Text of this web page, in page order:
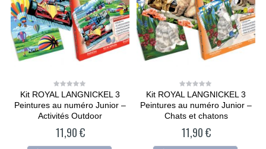
0
of
5
Kit ROYAL LANGNICKEL 3
Peintures au numéro Junior –
Activités Outdoor
11,90€
0
of
5
Kit ROYAL LANGNICKEL 3
Peintures au numéro Junior –
Chats et chatons
11,90€